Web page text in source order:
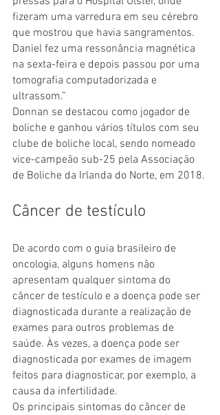
fizeram uma varredura em seu cérebro
que mostrou que havia sangramentos.
Daniel fez uma ressonância magnética
na sexta-feira e depois passou por uma
tomografia computadorizada e
ultrassom.”
Donnan se destacou como jogador de
boliche e ganhou vários títulos com seu
clube de boliche local, sendo nomeado
vice-campeão sub-25 pela Associação
de Boliche da Irlanda do Norte, em 2018.
Câncer de testículo
De acordo com o guia brasileiro de
oncologia, alguns homens não
apresentam qualquer sintoma do
câncer de testículo e a doença pode ser
diagnosticada durante a realização de
exames para outros problemas de
saúde. Às vezes, a doença pode ser
diagnosticada por exames de imagem
feitos para diagnosticar, por exemplo, a
causa da infertilidade.
Os principais sintomas do câncer de